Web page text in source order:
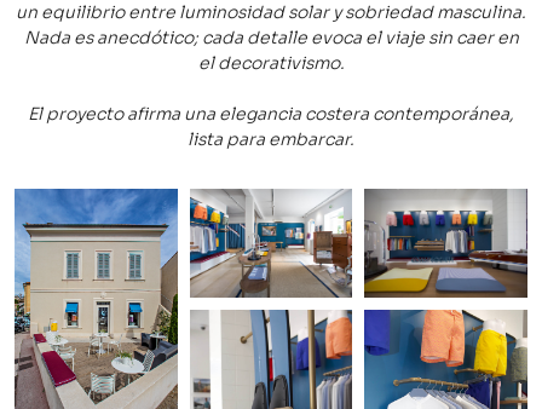
un equilibrio entre luminosidad solar y sobriedad masculina.
Nada es anecdótico; cada detalle evoca el viaje sin caer en
el decorativismo.
El proyecto afirma una elegancia costera contemporánea,
lista para embarcar.